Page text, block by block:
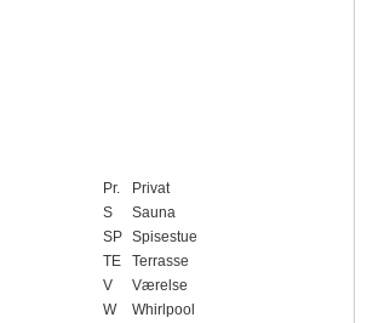
Pr.
Privat
S
Sauna
SP Spisestue
TE
Terrasse
V
Værelse
W
Whirlpool